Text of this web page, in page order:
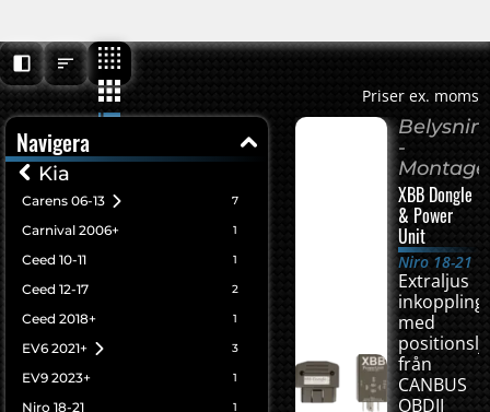
Priser ex. moms
Navigera
Kia
Carens 06-13 7
Carnival 2006+ 1
Ceed 10-11 1
Ceed 12-17 2
Ceed 2018+ 1
EV6 2021+ 3
EV9 2023+ 1
Niro 18-21 1
-
Montage
XBB Dongle
& Power
Unit
Niro 18-21
Extraljus
inkoppling
med
från
CANBUS
OBDII